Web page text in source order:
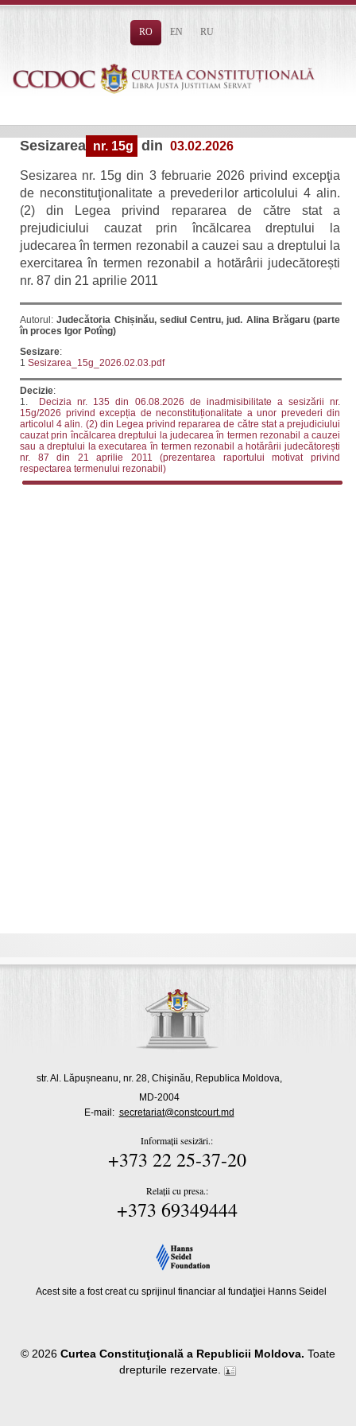
RO EN RU
Sesizarea nr. 15g din 03.02.2026
Sesizarea nr. 15g din 3 februarie 2026 privind excepţia
de neconstituţionalitate a prevederilor articolului 4 alin.
(2) din Legea privind repararea de către stat a
prejudiciului cauzat prin încălcarea dreptului la
judecarea în termen rezonabil a cauzei sau a dreptului la
exercitarea în termen rezonabil a hotărârii judecătorești
nr. 87 din 21 aprilie 2011
Autorul:Judecătoria Chișinău, sediul Centru, jud. Alina Brăgaru (parte
în proces Igor Potîng)
Sesizare:
1 Sesizarea_15g_2026.02.03.pdf
Decizie:
1.
Decizia nr. 135 din 06.08.2026 de inadmisibilitate a sesizării nr.
15g/2026 privind excepția de neconstituționalitate a unor prevederi din
articolul 4 alin. (2) din Legea privind repararea de către stat a prejudiciului
cauzat prin încălcarea dreptului la judecarea în termen rezonabil a cauzei
sau a dreptului la executarea în termen rezonabil a hotărârii judecătorești
nr. 87 din 21 aprilie 2011 (prezentarea raportului motivat privind
respectarea termenului rezonabil)
str. Al. Lăpușneanu, nr. 28, Chişinău, Republica Moldova,
MD-2004
E-mail: secretariat@constcourt.md
Informații sesizări.:
+373 22 25-37-20
Relații cu presa.:
+373 69349444
Acest site a fost creat cu sprijinul financiar al fundaţiei Hanns Seidel
© 2026 Curtea Constituţională a Republicii Moldova. Toate
drepturile rezervate.